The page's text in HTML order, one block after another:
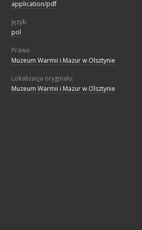
application/pdf
Język:
pol
Prawa:
Muzeum Warmii i Mazur w Olsztynie
Lokalizacja oryginału:
Muzeum Warmii i Mazur w Olsztynie